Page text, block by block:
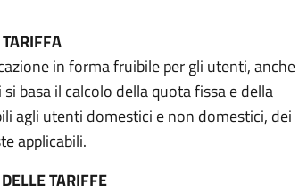
in forma fruibile per gli utenti, anche
basa il calcolo della quota fissa e della
agli utenti domestici e non domestici, dei
applicabili.
TARIFFE